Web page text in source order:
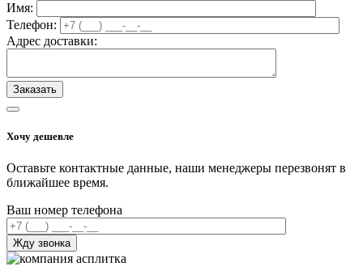
Имя:
Телефон:
Адрес доставки:
Хочу дешевле
Оставьте контактные данные, наши менеджеры перезвонят в
ближайшее время.
Ваш номер телефона